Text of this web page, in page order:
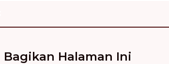
Bagikan Halaman Ini